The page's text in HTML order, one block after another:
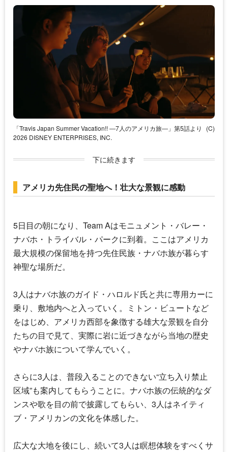
「Travis Japan Summer Vacation!! ―7人のアメリカ旅―」第5話より
(C)
2026 DISNEY ENTERPRISES, INC.
下に続きます
アメリカ先住民の聖地へ！壮大な景観に感動
5日目の朝になり、Team Aはモニュメント・バレー・
ナバホ・トライバル・パークに到着。ここはアメリカ
最大規模の保留地を持つ先住民族・ナバホ族が暮らす
神聖な場所だ。
3人はナバホ族のガイド・ハロルド氏と共に専用カーに
乗り、敷地内へと入っていく。ミトン・ビュートなど
をはじめ、アメリカ西部を象徴する雄大な景観を自分
たちの目で見て、実際に岩に近づきながら当地の歴史
やナバホ族について学んでいく。
さらに3人は、普段入ることのできない“立ち入り禁止
区域”も案内してもらうことに。ナバホ族の伝統的なダ
ンスや歌を目の前で披露してもらい、3人はネイティ
ブ・アメリカンの文化を体感した。
広大な大地を後にし、続いて3人は瞑想体験をすべくサ